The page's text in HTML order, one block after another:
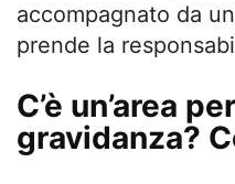
accompagnato da
prende la
C’è un’area
gravidanza?